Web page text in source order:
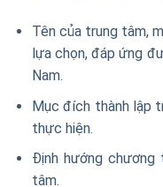
Tên của trung tâm,
lựa chọn, đáp ứng
Nam.
Mục đích thành lập
thực hiện.
Định hướng
tâm.